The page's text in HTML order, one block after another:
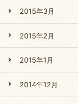
2015年3月
2015年2月
2015年1月
2014年12月